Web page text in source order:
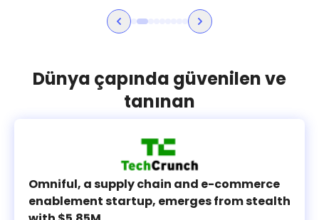
Dünya çapında güvenilen ve
tanınan
Omniful, a supply chain and e-commerce
enablement startup, emerges from stealth